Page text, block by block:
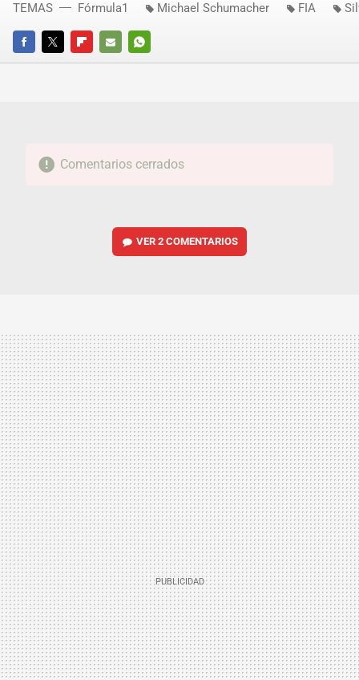
FACEBOOKTWITTERFLIPBOARD
E-
WHATSAPP
TEMAS Fórmula1 Michael Schumacher FIA
Comentarios cerrados
VER2 COMENTARIOS